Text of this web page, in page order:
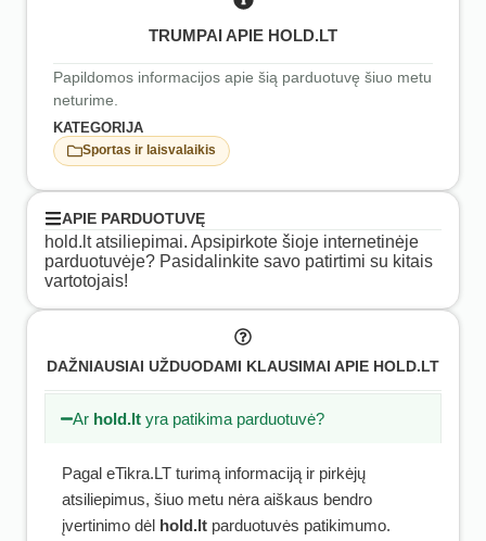
TRUMPAI APIE HOLD.LT
Papildomos informacijos apie šią parduotuvę šiuo metu
neturime.
KATEGORIJA
Sportas ir laisvalaikis
APIE PARDUOTUVĘ
hold.lt atsiliepimai. Apsipirkote šioje internetinėje
parduotuvėje? Pasidalinkite savo patirtimi su kitais
vartotojais!
DAŽNIAUSIAI UŽDUODAMI KLAUSIMAI APIE HOLD.LT
Ar hold.lt yra patikima parduotuvė?
Pagal eTikra.LT turimą informaciją ir pirkėjų
atsiliepimus, šiuo metu nėra aiškaus bendro
įvertinimo dėl hold.lt parduotuvės patikimumo.